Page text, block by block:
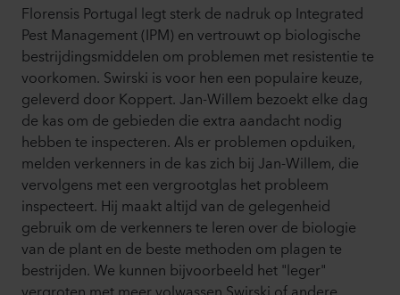
Florensis Portugal legt sterk de nadruk op Integrated
Pest Management (IPM) en vertrouwt op biologische
bestrijdingsmiddelen om problemen met resistentie te
voorkomen. Swirski is voor hen een populaire keuze,
geleverd door Koppert. Jan-Willem bezoekt elke dag
de kas om de gebieden die extra aandacht nodig
hebben te inspecteren. Als er problemen opduiken,
melden verkenners in de kas zich bij Jan-Willem, die
vervolgens met een vergrootglas het probleem
inspecteert. Hij maakt altijd van de gelegenheid
gebruik om de verkenners te leren over de biologie
van de plant en de beste methoden om plagen te
bestrijden. We kunnen bijvoorbeeld het "leger"
vergroten met meer volwassen Swirski of andere